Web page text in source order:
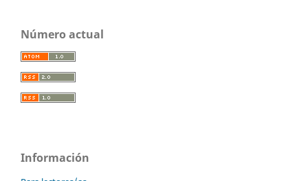
Número actual
Información